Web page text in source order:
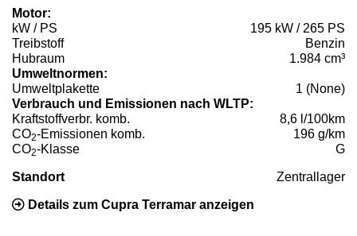
Motor:
kW / PS
195 kW / 265 PS
Treibstoff
Benzin
Hubraum
1.984 cm³
Umweltnormen:
Umweltplakette
1 (None)
Verbrauch und Emissionen nach WLTP:
Kraftstoffverbr. komb.
8,6 l/100km
CO2-Emissionen komb.
196 g/km
CO2-Klasse G
Standort Zentrallager
Details zum Cupra Terramar anzeigen